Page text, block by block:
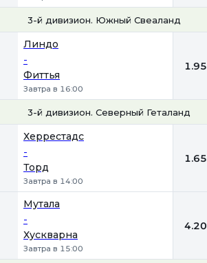
3-й дивизион. Южный Свеаланд
Линдо
-
Фиттья
Завтра в 16:00
1.95
3-й дивизион. Северный Геталанд
Херрестадс
-
Торд
Завтра в 14:00
1.65
Мутала
-
Хускварна
Завтра в 15:00
4.20